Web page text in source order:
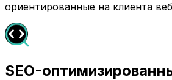
ориентированные на клиента
SEO-